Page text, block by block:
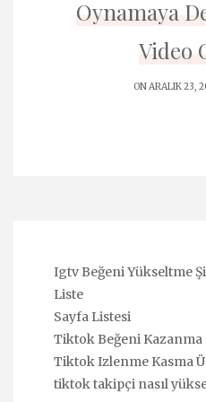
Oynamaya
Video
ON ARALIK 23,
Igtv Beğeni Yükseltme
Liste
Sayfa Listesi
Tiktok Beğeni Kazanma
Tiktok Izlenme Kasma
tiktok takipçi nasıl